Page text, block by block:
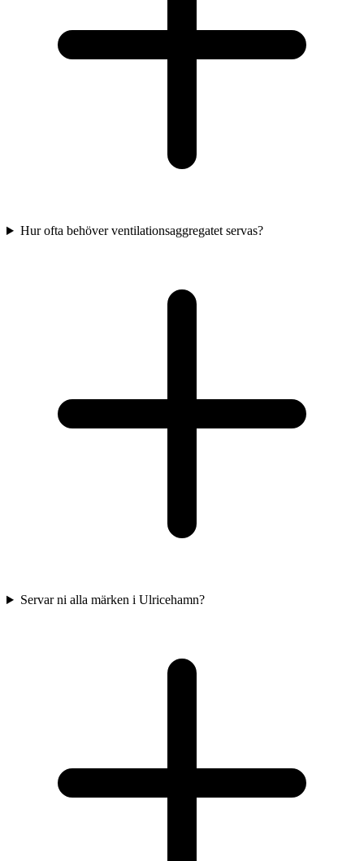
Hur ofta behöver ventilationsaggregatet servas?
Servar ni alla märken i Ulricehamn?